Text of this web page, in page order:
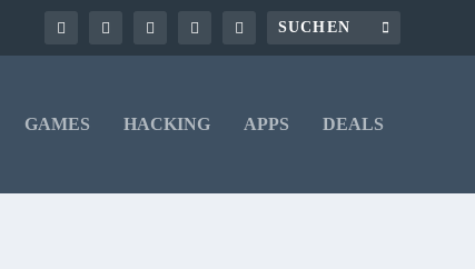
GAMES HACKING APPS DEALS